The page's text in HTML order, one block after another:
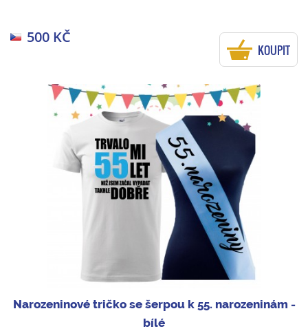
500 KČ
KOUPIT
Narozeninové tričko se šerpou k 55. narozeninám -
bílé